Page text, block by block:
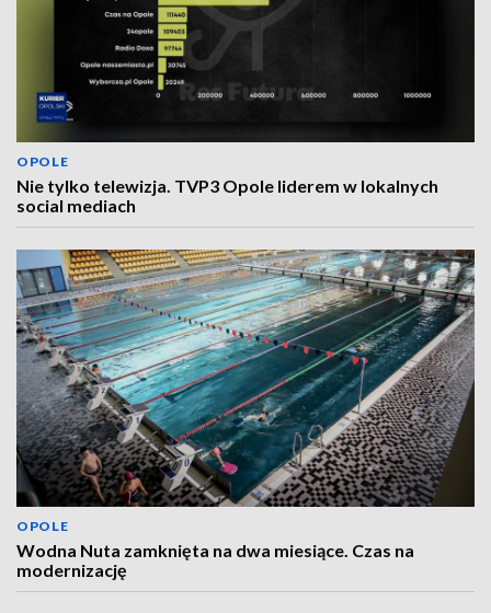
OPOLE
Nie tylko telewizja. TVP3 Opole liderem w lokalnych
social mediach
OPOLE
Wodna Nuta zamknięta na dwa miesiące. Czas na
modernizację